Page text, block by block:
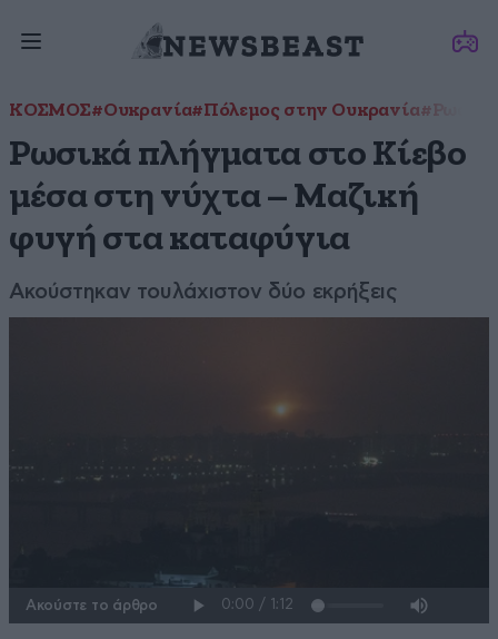
ΚΟΣΜΟΣ#Ουκρανία#Πόλεμος στην Ουκρανία#Ρωσία
Ρωσικά πλήγματα στο Κίεβο
μέσα στη νύχτα – Μαζική
φυγή στα καταφύγια
Aκούστηκαν τουλάχιστον δύο εκρήξεις
Ακούστε το άρθρο